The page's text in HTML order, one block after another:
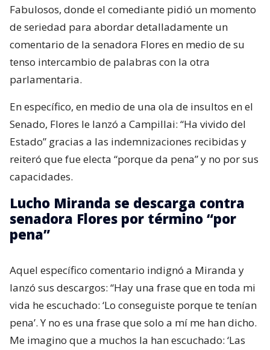
Fabulosos, donde el comediante pidió un momento
de seriedad para abordar detalladamente un
comentario de la senadora Flores en medio de su
tenso intercambio de palabras con la otra
parlamentaria.
En específico, en medio de una ola de insultos en el
Senado, Flores le lanzó a Campillai: “Ha vivido del
Estado” gracias a las indemnizaciones recibidas y
reiteró que fue electa “porque da pena” y no por sus
capacidades.
Lucho Miranda se descarga contra
senadora Flores por término “por
pena”
Aquel específico comentario indignó a Miranda y
lanzó sus descargos: “Hay una frase que en toda mi
vida he escuchado: ‘Lo conseguiste porque te tenían
pena’. Y no es una frase que solo a mí me han dicho.
Me imagino que a muchos la han escuchado: ‘Las